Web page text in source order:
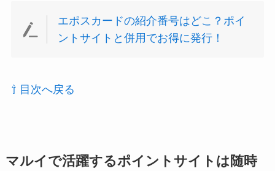
エポスカードの紹介番号はどこ？ポイ
ントサイトと併用でお得に発行！
⇧ 目次へ戻る
マルイで活躍するポイントサイトは随時